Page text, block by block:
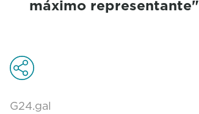
máximo representante"
G24.gal